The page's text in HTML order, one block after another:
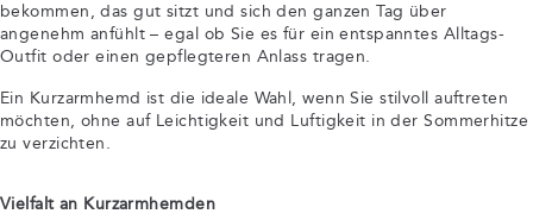
bekommen, das gut sitzt und sich den ganzen Tag über
angenehm anfühlt – egal ob Sie es für ein entspanntes Alltags-
Outfit oder einen gepflegteren Anlass tragen.
Ein Kurzarmhemd ist die ideale Wahl, wenn Sie stilvoll auftreten
möchten, ohne auf Leichtigkeit und Luftigkeit in der Sommerhitze
zu verzichten.
Vielfalt an Kurzarmhemden